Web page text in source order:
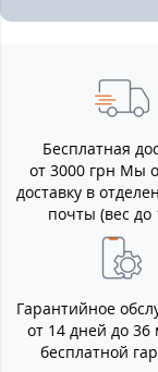
Бесплатная
от 3000 грн Мы
доставку в
почты (вес до
Гарантийное
от 14 дней до 36
бесплатной